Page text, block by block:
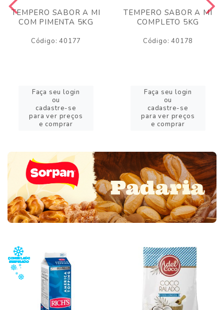
TEMPERO SABOR A MI
COM PIMENTA 5KG
Código: 40177
Faça seu login
ou
cadastre-se
para ver preços
e comprar
TEMPERO SABOR A MI
COMPLETO 5KG
Código: 40178
Faça seu login
ou
cadastre-se
para ver preços
e comprar